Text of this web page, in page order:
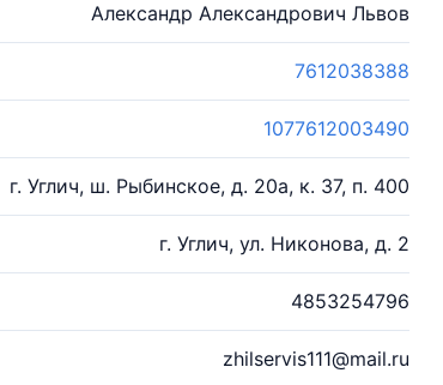
Александр Александрович Львов
7612038388
1077612003490
г. Углич, ш. Рыбинское, д. 20а, к. 37, п. 400
г. Углич, ул. Никонова, д. 2
4853254796
zhilservis111@mail.ru